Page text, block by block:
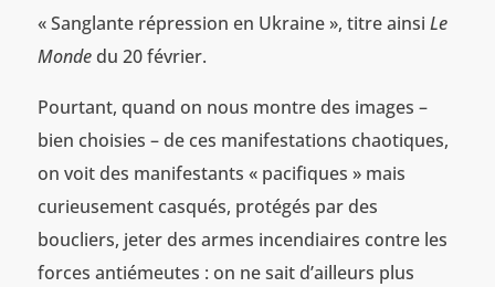
« Sanglante répression en Ukraine », titre ainsi Le
Mondedu 20 février.
Pourtant, quand on nous montre des images –
bien choisies – de ces manifestations chaotiques,
on voit des manifestants « pacifiques » mais
curieusement casqués, protégés par des
boucliers, jeter des armes incendiaires contre les
forces antiémeutes : on ne sait d’ailleurs plus